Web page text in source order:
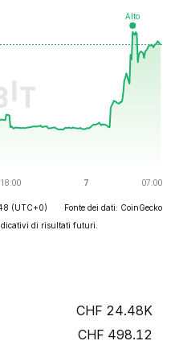
(UTC+0)
Fonte dei dati: CoinGecko
di risultati futuri.
24.48K
498.12